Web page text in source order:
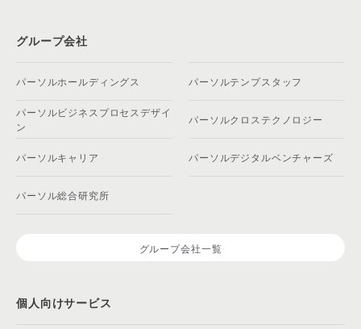
グループ会社
パーソルホールディングス パーソルテンプスタッフ
パーソルビジネスプロセスデザイ
ン
パーソルクロステクノロジー
パーソルキャリア パーソルデジタルベンチャーズ
パーソル総合研究所
グループ会社一覧
個人向けサービス